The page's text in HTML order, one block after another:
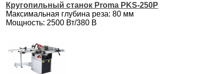
Кругопильный станок Proma PKS-250P
Максимальная глубина реза: 80 мм
Мощность: 2500 Вт/380 В